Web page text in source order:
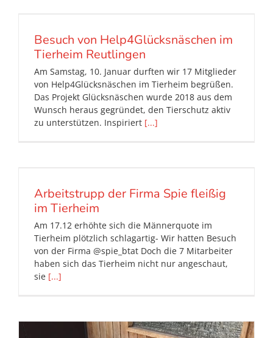
Besuch von Help4Glücksnäschen im
Tierheim Reutlingen
Am Samstag, 10. Januar durften wir 17 Mitglieder
von Help4Glücksnäschen im Tierheim begrüßen.
Das Projekt Glücksnäschen wurde 2018 aus dem
Wunsch heraus gegründet, den Tierschutz aktiv
zu unterstützen. Inspiriert [...]
Arbeitstrupp der Firma Spie fleißig
im Tierheim
Am 17.12 erhöhte sich die Männerquote im
Tierheim plötzlich schlagartig- Wir hatten Besuch
von der Firma @spie_btat Doch die 7 Mitarbeiter
haben sich das Tierheim nicht nur angeschaut,
sie [...]